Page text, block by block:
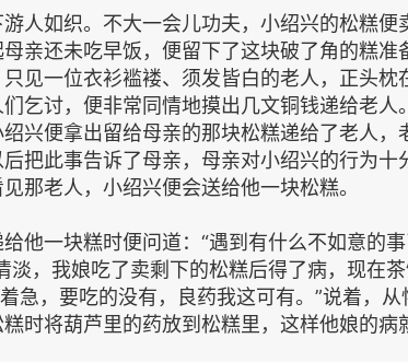
人如织。不大一会儿功夫，小绍兴的松糕便
亲还未吃早饭，便留下了这块破了角的糕准
见一位衣衫褴褛、须发皆白的老人，正头枕
乞讨，便非常同情地摸出几文铜钱递给老人
兴便拿出留给母亲的那块松糕递给了老人，
把此事告诉了母亲，母亲对小绍兴的行为十
那老人，小绍兴便会送给他一块松糕。
他一块糕时便问道：“遇到有什么不如意的事
淡，我娘吃了卖剩下的松糕后得了病，现在
急，要吃的没有，良药我这可有。”说着，从
时将葫芦里的药放到松糕里，这样他娘的病